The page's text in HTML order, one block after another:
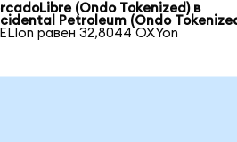
(Ondo Tokenized) в
Petroleum (Ondo
равен 32,8044 OXYon